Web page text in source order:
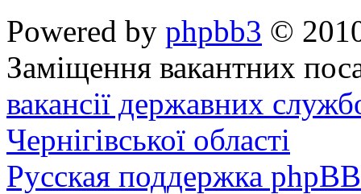
Powered by phpbb3 ©
Заміщення вакантних
вакансії державних
Чернігівської області
Русская поддержка phpBB